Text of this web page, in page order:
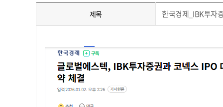
제목 한국경제_IBK투자